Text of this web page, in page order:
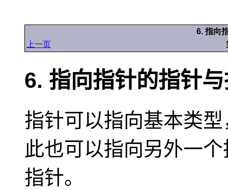
6. 指向
上一页
6. 指向指针的指针
指针可以指向基本类
此也可以指向另外一
指针。